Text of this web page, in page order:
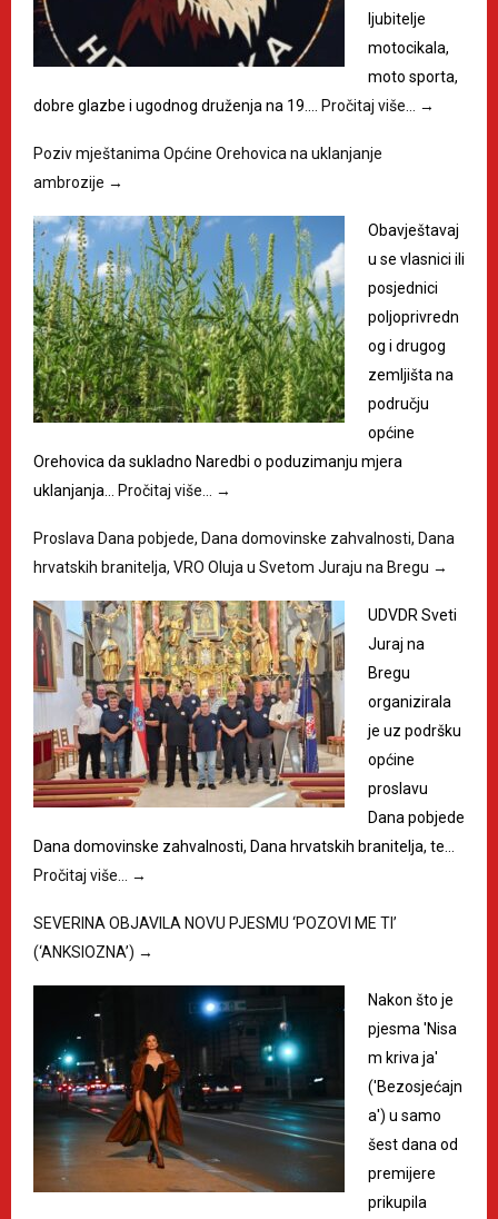
ljubitelje
motocikala,
moto sporta,
dobre glazbe i ugodnog druženja na 19.…
Pročitaj više… →
Poziv mještanima Općine Orehovica na uklanjanje
ambrozije →
Obavještavaj
u se vlasnici ili
posjednici
poljoprivredn
og i drugog
zemljišta na
području
općine
Orehovica da sukladno Naredbi o poduzimanju mjera
uklanjanja…
Pročitaj više… →
Proslava Dana pobjede, Dana domovinske zahvalnosti, Dana
hrvatskih branitelja, VRO Oluja u Svetom Juraju na Bregu →
UDVDR Sveti
Juraj na
Bregu
organizirala
je uz podršku
općine
proslavu
Dana pobjede
Dana domovinske zahvalnosti, Dana hrvatskih branitelja, te…
Pročitaj više…
→
SEVERINA OBJAVILA NOVU PJESMU ‘POZOVI ME TI’
(‘ANKSIOZNA’) →
Nakon što je
pjesma 'Nisa
m kriva ja'
('Bezosjećajn
a') u samo
šest dana od
premijere
prikupila